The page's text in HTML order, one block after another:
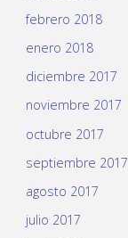
febrero 2018
enero 2018
diciembre 2017
noviembre 2017
octubre 2017
septiembre 2017
agosto 2017
julio 2017